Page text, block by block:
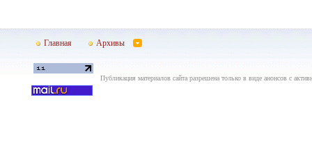
Главная Архивы
Публикация материалов сайта разрешена только в виде анонсов с